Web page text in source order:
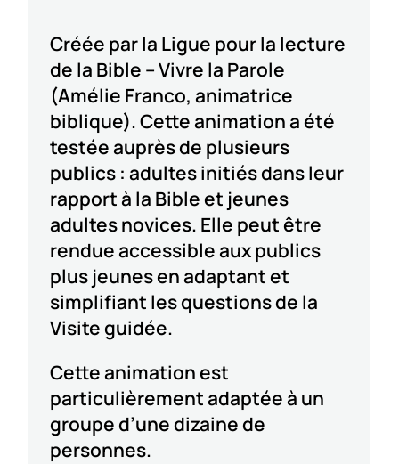
Créée par la Ligue pour la lecture
de la Bible – Vivre la Parole
(Amélie Franco, animatrice
biblique). Cette animation a été
testée auprès de plusieurs
publics : adultes initiés dans leur
rapport à la Bible et jeunes
adultes novices. Elle peut être
rendue accessible aux publics
plus jeunes en adaptant et
simplifiant les questions de la
Visite guidée.
Cette animation est
particulièrement adaptée à un
groupe d’une dizaine de
personnes.